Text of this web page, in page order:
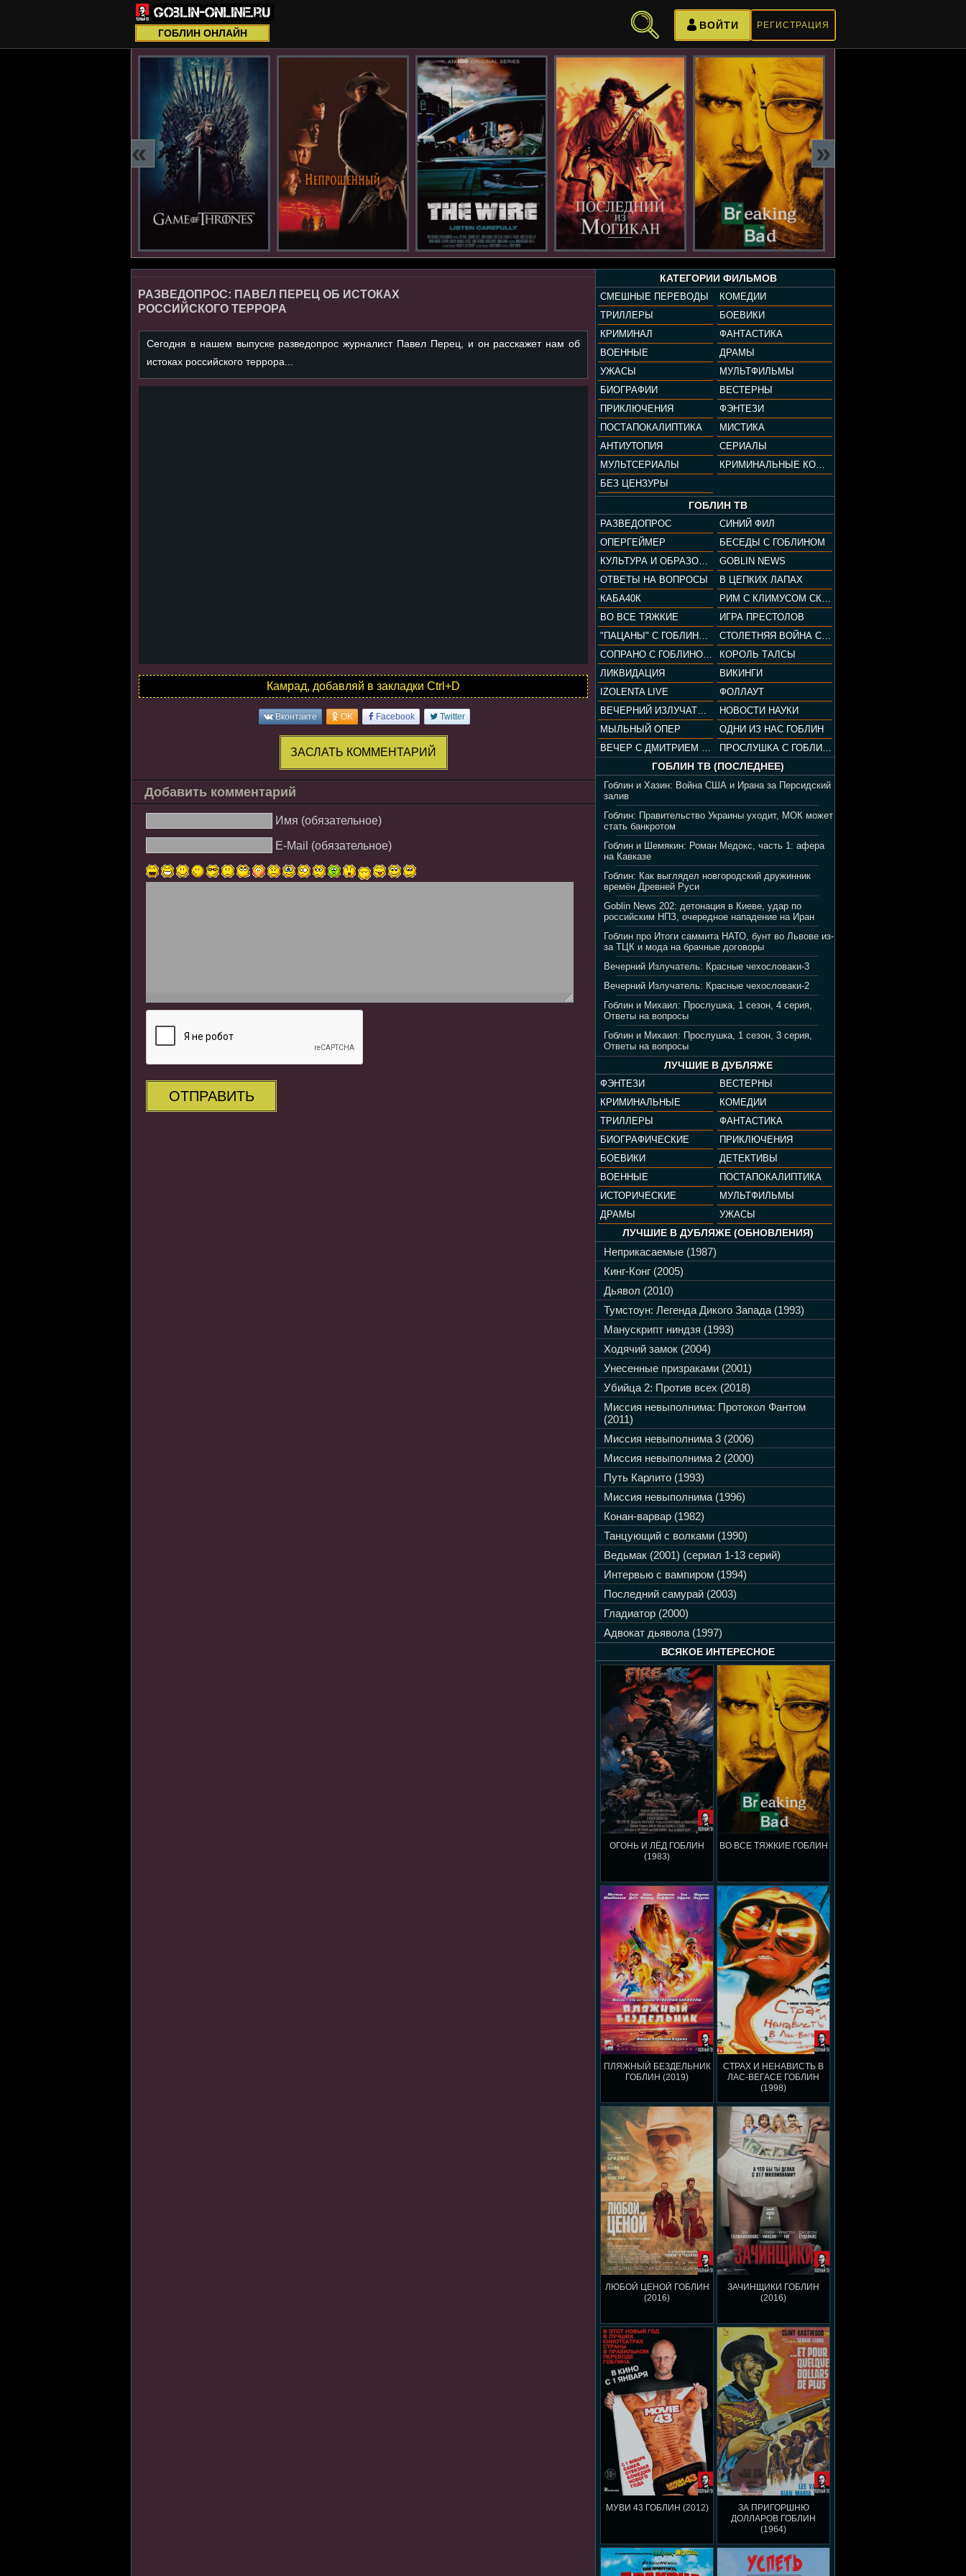
ГОБЛИН ОНЛАЙН
РЕГИСТРАЦИЯ
ВОЙТИ
« »
КАТЕГОРИИ ФИЛЬМОВ
СМЕШНЫЕ ПЕРЕВОДЫ
КОМЕДИИ
ТРИЛЛЕРЫ
БОЕВИКИ
КРИМИНАЛ
ФАНТАСТИКА
ВОЕННЫЕ
ДРАМЫ
УЖАСЫ
МУЛЬТФИЛЬМЫ
БИОГРАФИИ
ВЕСТЕРНЫ
ПРИКЛЮЧЕНИЯ
ФЭНТЕЗИ
ПОСТАПОКАЛИПТИКА
МИСТИКА
АНТИУТОПИЯ
СЕРИАЛЫ
МУЛЬТСЕРИАЛЫ
КРИМИНАЛЬНЫЕ КОМЕДИИ
БЕЗ ЦЕНЗУРЫ
ГОБЛИН ТВ
РАЗВЕДОПРОС
СИНИЙ ФИЛ
ОПЕРГЕЙМЕР
БЕСЕДЫ С ГОБЛИНОМ
КУЛЬТУРА И ОБРАЗОВАНИЕ
GOBLIN NEWS
ОТВЕТЫ НА ВОПРОСЫ
В ЦЕПКИХ ЛАПАХ
КАБА40К
РИМ С КЛИМУСОМ СКАРАБЕУСОМ
ВО ВСЕ ТЯЖКИЕ
ИГРА ПРЕСТОЛОВ
"ПАЦАНЫ" С ГОБЛИНОМ
СТОЛЕТНЯЯ ВОЙНА С КЛИМОМ ЖУКОВЫМ И ГОБЛИНОМ
СОПРАНО С ГОБЛИНОМ (РАЗБОР СЕРИАЛА)
КОРОЛЬ ТАЛСЫ
ЛИКВИДАЦИЯ
ВИКИНГИ
IZOLENTA LIVE
ФОЛЛАУТ
ВЕЧЕРНИЙ ИЗЛУЧАТЕЛЬ
НОВОСТИ НАУКИ
МЫЛЬНЫЙ ОПЕР
ОДНИ ИЗ НАС ГОБЛИН
ВЕЧЕР С ДМИТРИЕМ ПУЧКОВЫМ
ПРОСЛУШКА С ГОБЛИНОМ
ГОБЛИН ТВ (ПОСЛЕДНЕЕ)
Гоблин и Хазин: Война США и Ирана за Персидский
залив
Гоблин: Правительство Украины уходит, МОК может
стать банкротом
Гоблин и Шемякин: Роман Медокс, часть 1: афера
на Кавказе
Гоблин: Как выглядел новгородский дружинник
времён Древней Руси
Goblin News 202: детонация в Киеве, удар по
российским НПЗ, очередное нападение на Иран
Гоблин про Итоги саммита НАТО, бунт во Львове из-
за ТЦК и мода на брачные договоры
Вечерний Излучатель: Красные чехословаки-3
Вечерний Излучатель: Красные чехословаки-2
Гоблин и Михаил: Прослушка, 1 сезон, 4 серия,
Ответы на вопросы
Гоблин и Михаил: Прослушка, 1 сезон, 3 серия,
Ответы на вопросы
ЛУЧШИЕ В ДУБЛЯЖЕ
ФЭНТЕЗИ
ВЕСТЕРНЫ
КРИМИНАЛЬНЫЕ
КОМЕДИИ
ТРИЛЛЕРЫ
ФАНТАСТИКА
БИОГРАФИЧЕСКИЕ
ПРИКЛЮЧЕНИЯ
БОЕВИКИ
ДЕТЕКТИВЫ
ВОЕННЫЕ
ПОСТАПОКАЛИПТИКА
ИСТОРИЧЕСКИЕ
МУЛЬТФИЛЬМЫ
ДРАМЫ
УЖАСЫ
ЛУЧШИЕ В ДУБЛЯЖЕ (ОБНОВЛЕНИЯ)
Неприкасаемые (1987)
Кинг-Конг (2005)
Дьявол (2010)
Тумстоун: Легенда Дикого Запада (1993)
Манускрипт ниндзя (1993)
Ходячий замок (2004)
Унесенные призраками (2001)
Убийца 2: Против всех (2018)
Миссия невыполнима: Протокол Фантом
(2011)
Миссия невыполнима 3 (2006)
Миссия невыполнима 2 (2000)
Путь Карлито (1993)
Миссия невыполнима (1996)
Конан-варвар (1982)
Танцующий с волками (1990)
Ведьмак (2001) (сериал 1-13 серий)
Интервью с вампиром (1994)
Последний самурай (2003)
Гладиатор (2000)
Адвокат дьявола (1997)
ВСЯКОЕ ИНТЕРЕСНОЕ
ОГОНЬ И ЛЁД ГОБЛИН
(1983)
ВО ВСЕ ТЯЖКИЕ ГОБЛИН
ПЛЯЖНЫЙ БЕЗДЕЛЬНИК
ГОБЛИН (2019)
СТРАХ И НЕНАВИСТЬ В
ЛАС-ВЕГАСЕ ГОБЛИН
(1998)
ЛЮБОЙ ЦЕНОЙ ГОБЛИН
(2016)
ЗАЧИНЩИКИ ГОБЛИН
(2016)
МУВИ 43 ГОБЛИН (2012)
ЗА ПРИГОРШНЮ
ДОЛЛАРОВ ГОБЛИН
(1964)
РАЗВЕДОПРОС: ПАВЕЛ ПЕРЕЦ ОБ ИСТОКАХ
РОССИЙСКОГО ТЕРРОРА
Сегодня в нашем выпуске разведопрос журналист Павел Перец, и он расскажет нам об
истоках российского террора...
Камрад, добавляй в закладки Ctrl+D
Вконтакте OK Facebook Twitter
ЗАСЛАТЬ КОММЕНТАРИЙ
Добавить комментарий
Имя (обязательное)
E-Mail (обязательное)
ОТПРАВИТЬ